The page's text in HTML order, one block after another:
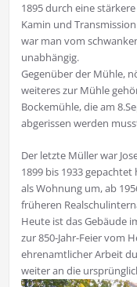
1895 durch eine
Kamin und
war man vom
unabhängig.
Gegenüber der Mühle,
weiteres zur Mühle
Bockemühle, die am
abgerissen werden
Der letzte Müller war
1899 bis 1933
als Wohnung um, ab
früheren
Heute ist das Gebäude
zur 850-Jahr-Feier vom
ehrenamtlicher Arbeit
weiter an die